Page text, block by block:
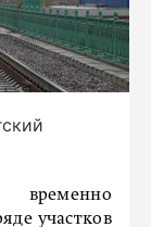
временно
участков